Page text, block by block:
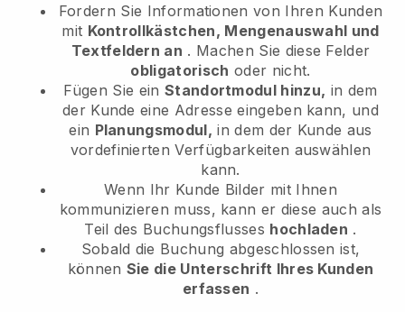
Fordern Sie Informationen von Ihren Kunden
mit Kontrollkästchen, Mengenauswahl und
Textfeldern an . Machen Sie diese Felder
obligatorisch oder nicht.
Fügen Sie ein Standortmodul hinzu, in dem
der Kunde eine Adresse eingeben kann, und
ein Planungsmodul, in dem der Kunde aus
vordefinierten Verfügbarkeiten auswählen
kann.
Wenn Ihr Kunde Bilder mit Ihnen
kommunizieren muss, kann er diese auch als
Teil des Buchungsflusses hochladen .
Sobald die Buchung abgeschlossen ist,
können Sie die Unterschrift Ihres Kunden
erfassen .